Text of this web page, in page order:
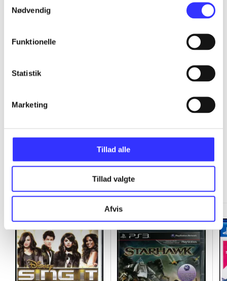
Nødvendig
Funktionelle
Statistik
Marketing
Tillad alle
Tillad valgte
Afvis
...